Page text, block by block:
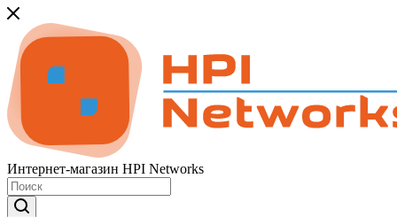
Интернет-магазин HPI Networks